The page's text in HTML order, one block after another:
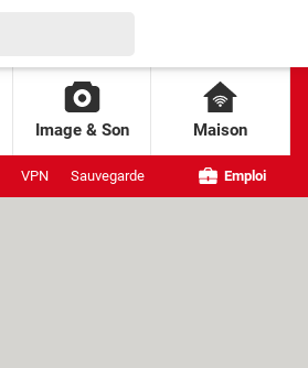
Image & Son Maison
VPN Sauvegarde Emploi